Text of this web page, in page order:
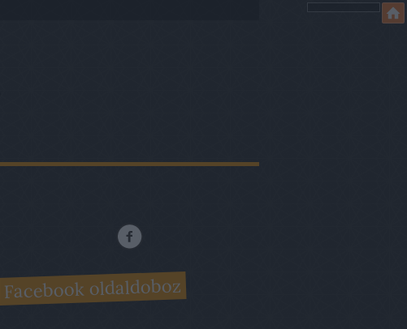
Facebook oldaldoboz